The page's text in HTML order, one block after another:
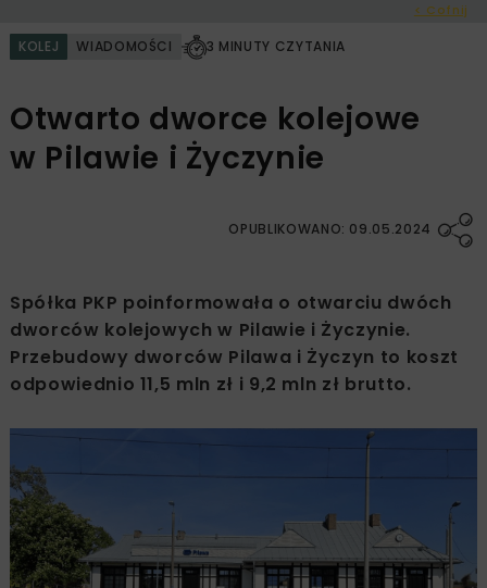
< Cofnij
KOLEJ WIADOMOŚCI 3 MINUTY CZYTANIA
Otwarto dworce kolejowe
w Pilawie i Życzynie
OPUBLIKOWANO: 09.05.2024
Spółka PKP poinformowała o otwarciu dwóch
dworców kolejowych w Pilawie i Życzynie.
Przebudowy dworców Pilawa i Życzyn to koszt
odpowiednio 11,5 mln zł i 9,2 mln zł brutto.